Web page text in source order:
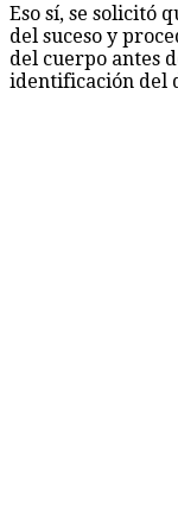
Eso sí, se solicitó
del suceso y
del cuerpo antes
identificación del